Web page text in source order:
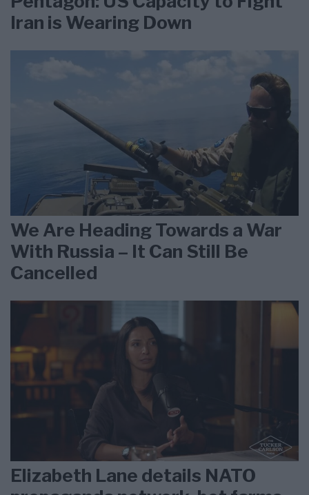
Iran is Wearing Down
We Are Heading Towards a War
With Russia – It Can Still Be
Cancelled
Elizabeth Lane details NATO